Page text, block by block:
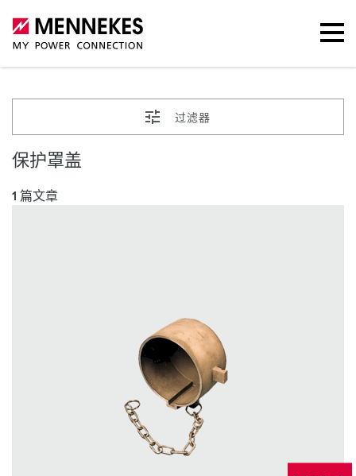
过滤器
保护罩盖
1 篇文章